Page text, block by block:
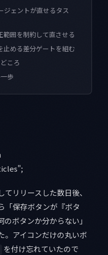
ジェントが直せるタス
囲を制約して直させる
止める差分ゲートを組む
ころ
歩
リリースした数日後、
「保存ボタンが『ボタ
ボタンか分からない」
。アイコンだけの丸いボ
を付け忘れていたので